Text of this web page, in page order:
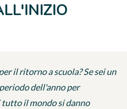
il ritorno a scuola? Se sei un
dell'anno per
il mondo si danno